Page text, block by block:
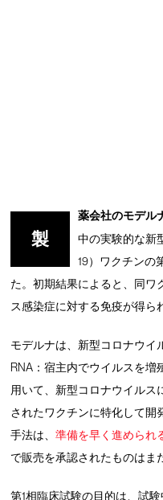
製
薬会社のモデル
中の実験的な新
19）ワクチンの
た。初期結果によると、同ワ
ス感染症に対する免疫が得ら
モデルナは、新型コロナウイ
RNA：宿主内でウイルスを増
用いて、新型コロナウイルス
されたワクチンに特化して開
手法は、準備を早く進められ
で販売を承認されたものはま
第1相臨床試験の目的は、試